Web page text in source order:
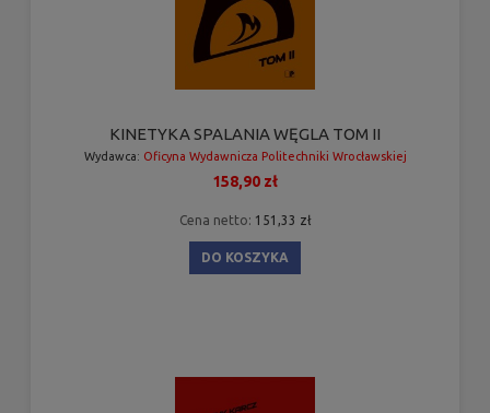
KINETYKA SPALANIA WĘGLA TOM II
Wydawca: Oficyna Wydawnicza Politechniki Wrocławskiej
158,90 zł
Cena netto: 151,33 zł
DO KOSZYKA